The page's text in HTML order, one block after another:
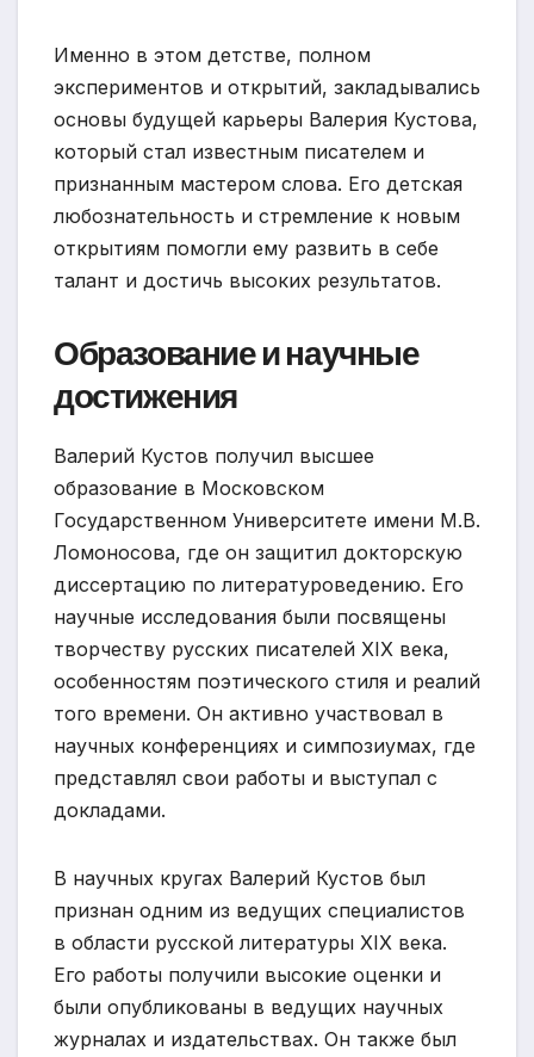
Именно в этом детстве, полном
экспериментов и открытий, закладывались
основы будущей карьеры Валерия Кустова,
который стал известным писателем и
признанным мастером слова. Его детская
любознательность и стремление к новым
открытиям помогли ему развить в себе
талант и достичь высоких результатов.
Образование и научные
достижения
Валерий Кустов получил высшее
образование в Московском
Государственном Университете имени М.В.
Ломоносова, где он защитил докторскую
диссертацию по литературоведению. Его
научные исследования были посвящены
творчеству русских писателей XIX века,
особенностям поэтического стиля и реалий
того времени. Он активно участвовал в
научных конференциях и симпозиумах, где
представлял свои работы и выступал с
докладами.
В научных кругах Валерий Кустов был
признан одним из ведущих специалистов
в области русской литературы XIX века.
Его работы получили высокие оценки и
были опубликованы в ведущих научных
журналах и издательствах. Он также был